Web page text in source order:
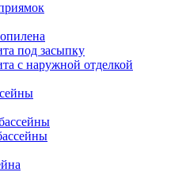
под засыпку
с наружной отделкой